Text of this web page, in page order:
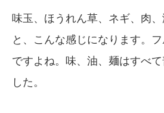
味玉、ほうれん草、ネギ、肉
と、こんな感じになります。
ですよね。味、油、麺はすべ
した。